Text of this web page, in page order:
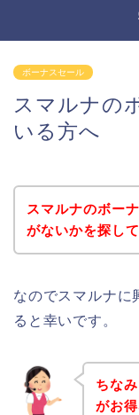
ボーナスセール
スマルナの
いる方へ
スマルナのボー
がないかを探し
なのでスマルナに
ると幸いです。
ちな
がお